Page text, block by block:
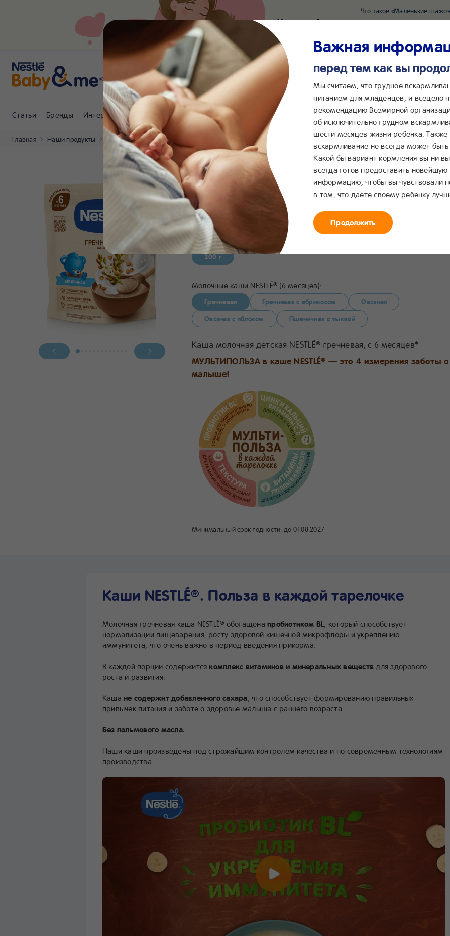
Что такое «Маленькие
Наш новый суперсервис для отслеживания
*2055 Сообщения в
Статьи Бренды Интернет-магазин Клуб Nestlé Baby&me Сервисы Бейбимания
Главная Наши продукты NESTLÉ® NESTLÉ® Молочная гречневая каша
NESTLÉ® Молочная
каша
5 48 Приготовление Поделиться В избранное
200 г
Молочные каши NESTLÉ® (6 месяцев):
Гречневая Гречневая с абрикосом
Овсяная
Овсяная с яблоком
Пшеничная с тыквой
Каша молочная детская NESTLÉ® гречневая, с 6 месяцев*
МУЛЬТИПОЛЬЗА в каше NESTLÉ® — это 4 измерения заботы о
малыше!
Минимальный срок годности: до 01.08.2027
Каши NESTLÉ®. Польза в каждой тарелочке
Молочная гречневая каша NESTLÉ® обогащенапробиотиком BL, который способствует
нормализации пищеварения, росту здоровой кишечной микрофлоры и укреплению
иммунитета, что очень важно в период введения прикорма.
В каждой порции содержитсякомплекс витаминов и минеральных веществ для здорового
роста и развития.
Кашане содержит добавленного сахара, что способствует формированию правильных
привычек питания и заботе о здоровье малыша с раннего возраста.
Без пальмового масла.
Наши каши произведены под строжайшим контролем качества и по современным технологиям
производства.
Важная
перед тем как вы
Мы считаем, что грудное
питанием для младенцев, и всецело
рекомендацию Всемирной
об исключительно грудном
шести месяцев жизни ребенка.
вскармливание не всегда может
Какой бы вариант кормления вы ни
всегда готов предоставить
информацию, чтобы вы чувствовали
в том, что даете своему ребенку
Продолжить